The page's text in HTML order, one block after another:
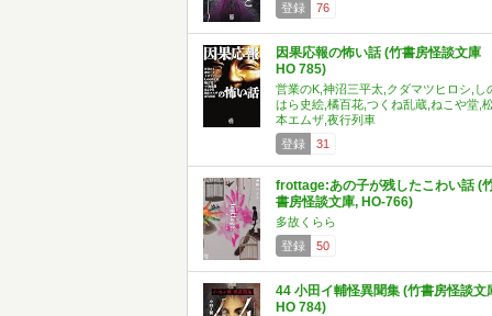
登録
76
因果応報の怖い話 (竹書房怪談文庫
HO 785)
営業のK,神沼三平太,クダマツヒロシ,し
はら史絵,橘百花,つくね乱蔵,ねこや堂,
本エムザ,夜行列車
登録
31
frottage:あの子が残したこわい話 (
書房怪談文庫, HO-766)
多故くらら
登録
50
44 小田イ輔怪異聞集 (竹書房怪談文
HO 784)